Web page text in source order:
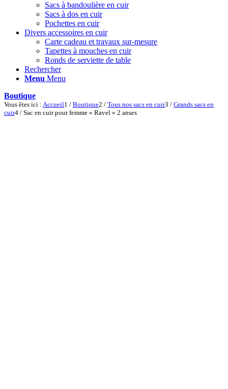
Sacs à bandoulière en cuir
Sacs à dos en cuir
Pochettes en cuir
Divers accessoires en cuir
Carte cadeau et travaux sur-mesure
Tapettes à mouches en cuir
Ronds de serviette de table
Rechercher
Menu Menu
Boutique
Vous êtes ici : Accueil1 / Boutique2 / Tous nos sacs en cuir3 / Grands sacs en
cuir4 / Sac en cuir pour femme « Ravel » 2 anses